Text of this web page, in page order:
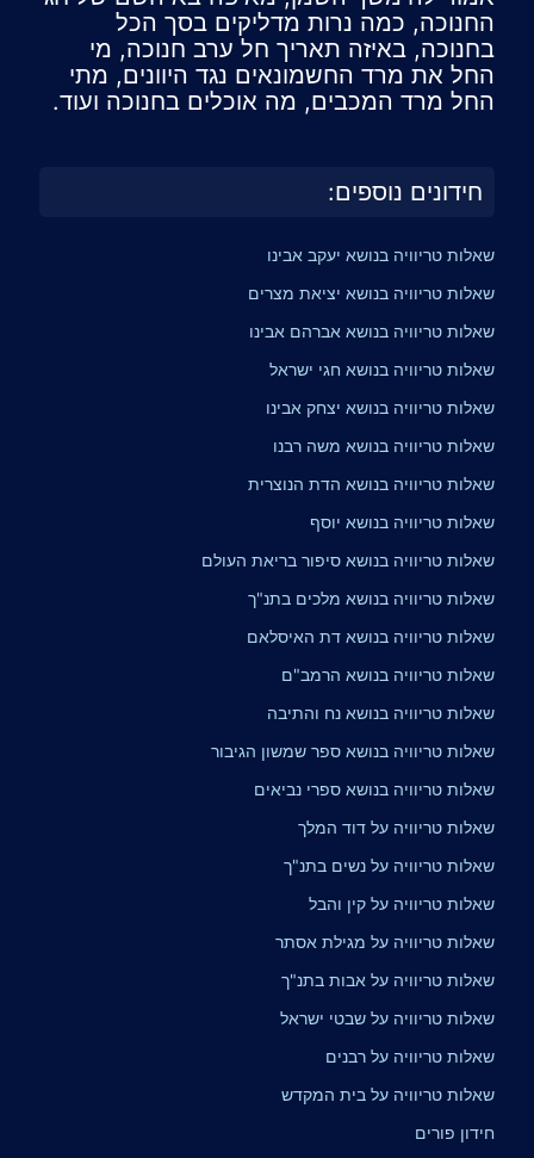
החנוכה, כמה נרות מדליקים בסך הכל
בחנוכה, באיזה תאריך חל ערב חנוכה, מי
החל את מרד החשמונאים נגד היוונים, מתי
החל מרד המכבים, מה אוכלים בחנוכה ועוד.
חידונים נוספים:
שאלות טריוויה בנושא יעקב אבינו
שאלות טריוויה בנושא יציאת מצרים
שאלות טריוויה בנושא אברהם אבינו
שאלות טריוויה בנושא חגי ישראל
שאלות טריוויה בנושא יצחק אבינו
שאלות טריוויה בנושא משה רבנו
שאלות טריוויה בנושא הדת הנוצרית
שאלות טריוויה בנושא יוסף
שאלות טריוויה בנושא סיפור בריאת העולם
שאלות טריוויה בנושא מלכים בתנ"ך
שאלות טריוויה בנושא דת האיסלאם
שאלות טריוויה בנושא הרמב"ם
שאלות טריוויה בנושא נח והתיבה
שאלות טריוויה בנושא ספר שמשון הגיבור
שאלות טריוויה בנושא ספרי נביאים
שאלות טריוויה על דוד המלך
שאלות טריוויה על נשים בתנ"ך
שאלות טריוויה על קין והבל
שאלות טריוויה על מגילת אסתר
שאלות טריוויה על אבות בתנ"ך
שאלות טריוויה על שבטי ישראל
שאלות טריוויה על רבנים
שאלות טריוויה על בית המקדש
חידון פורים